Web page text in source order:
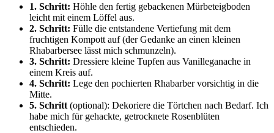
1. Schritt: Höhle den fertig gebackenen Mürbeteigboden
leicht mit einem Löffel aus.
2. Schritt: Fülle die entstandene Vertiefung mit dem
fruchtigen Kompott auf (der Gedanke an einen kleinen
Rhabarbersee lässt mich schmunzeln).
3. Schritt: Dressiere kleine Tupfen aus Vanilleganache in
einem Kreis auf.
4. Schritt: Lege den pochierten Rhabarber vorsichtig in die
Mitte.
5. Schritt (optional): Dekoriere die Törtchen nach Bedarf. Ich
habe mich für gehackte, getrocknete Rosenblüten
entschieden.